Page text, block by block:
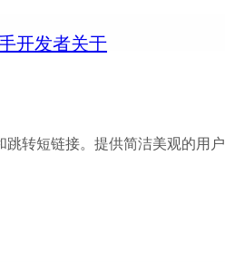
开发者关于
跳转短链接。提供简洁美观的用户